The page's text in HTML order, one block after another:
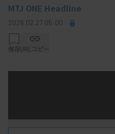
MTJ ONE Headline
2026.02.27 05:00
保存URLコピー
の隙間時間にサッとチェ